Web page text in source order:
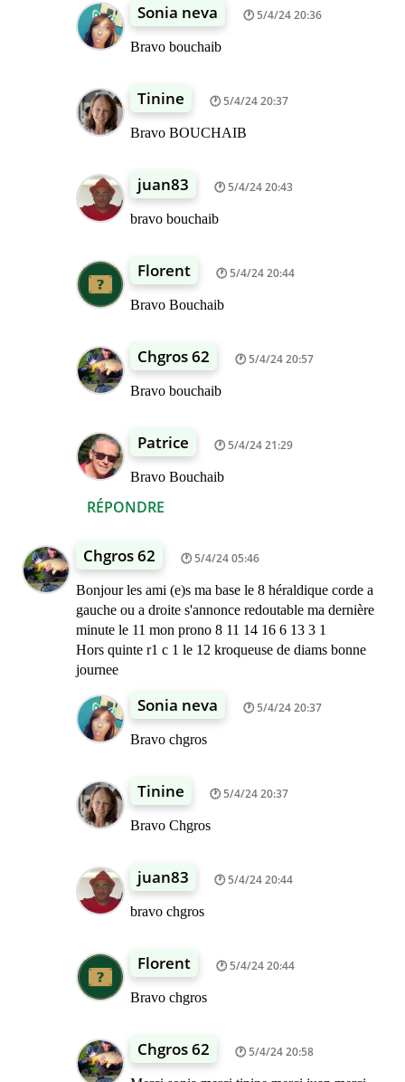
RÉPONDRE
Sonia neva 5/4/24 20:36
Bravo bouchaib
Tinine 5/4/24 20:37
Bravo BOUCHAIB
juan83 5/4/24 20:43
bravo bouchaib
Florent 5/4/24 20:44
Bravo Bouchaib
Chgros 62 5/4/24 20:57
Bravo bouchaib
Patrice 5/4/24 21:29
Bravo Bouchaib
Chgros 62 5/4/24 05:46
Bonjour les ami (e)s ma base le 8 héraldique corde a
gauche ou a droite s'annonce redoutable ma dernière
minute le 11 mon prono 8 11 14 16 6 13 3 1
Hors quinte r1 c 1 le 12 kroqueuse de diams bonne
journee
Sonia neva 5/4/24 20:37
Bravo chgros
Tinine 5/4/24 20:37
Bravo Chgros
juan83 5/4/24 20:44
bravo chgros
Florent 5/4/24 20:44
Bravo chgros
Chgros 62 5/4/24 20:58